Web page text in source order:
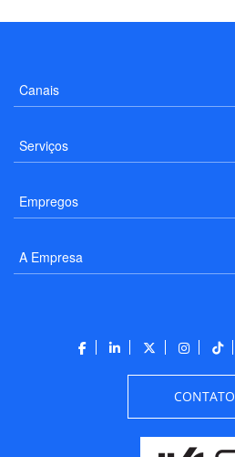
Canais
Serviços
Empregos
A Empresa
CONTATO